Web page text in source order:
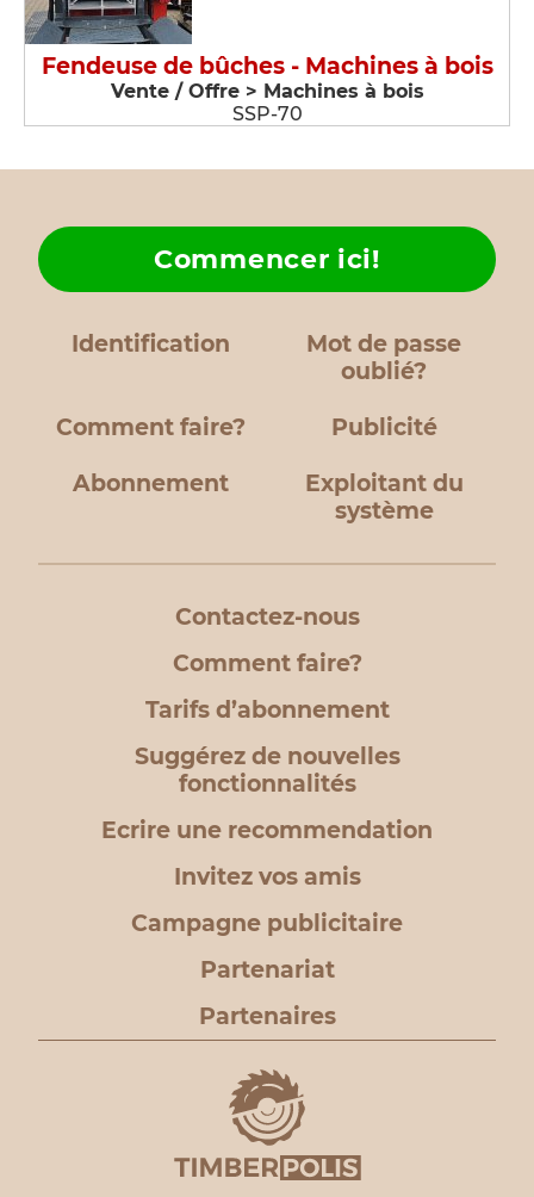
Fendeuse de bûches - Machines à bois
Vente / Offre > Machines à bois
SSP-70
Identification
Mot de passe
oublié?
Comment faire?
Commencer ici!
Publicité
Abonnement
Exploitant du
système
Contactez-nous
Comment faire?
Tarifs d’abonnement
Suggérez de nouvelles
fonctionnalités
Ecrire une recommendation
Invitez vos amis
Campagne publicitaire
Partenariat
Partenaires